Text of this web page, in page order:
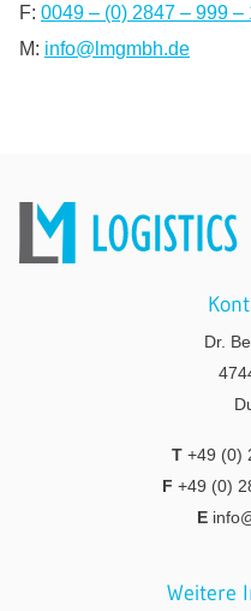
F: 0049 – (0) 2847 – 999 –
M: info@lmgmbh.de
Dr.
T +49 (0)
F +49 (0)
E
Weitere